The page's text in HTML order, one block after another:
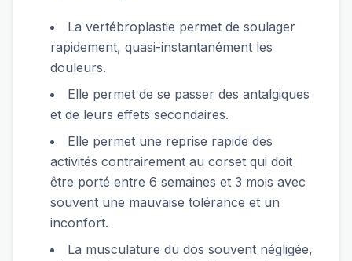
La vertébroplastie permet de soulager
rapidement, quasi-instantanément les
douleurs.
Elle permet de se passer des antalgiques
et de leurs effets secondaires.
Elle permet une reprise rapide des
activités contrairement au corset qui doit
être porté entre 6 semaines et 3 mois avec
souvent une mauvaise tolérance et un
inconfort.
La musculature du dos souvent négligée,